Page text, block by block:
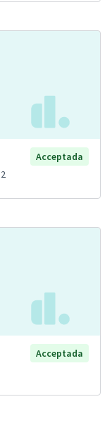
Acceptada
2
Acceptada